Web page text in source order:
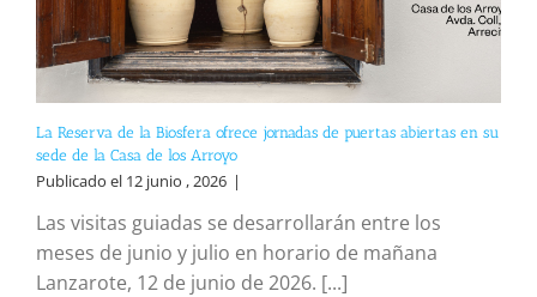
La Reserva de la Biosfera ofrece jornadas de puertas abiertas en su
sede de la Casa de los Arroyo
Publicado el 12 junio , 2026 |
Las visitas guiadas se desarrollarán entre los
meses de junio y julio en horario de mañana
Lanzarote, 12 de junio de 2026. [...]